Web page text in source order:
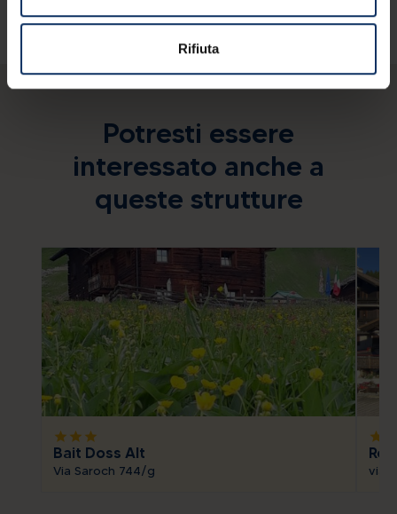
Rifiuta
Potresti essere
interessato anche a
queste strutture
starstarstar
Bait Doss Alt
Via Saroch 744/g
star
via